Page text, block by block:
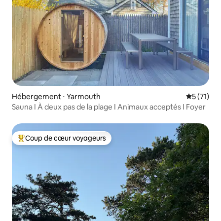
Hébergement ⋅ Yarmouth
5 (71)
Sauna I À deux pas de la plage I Animaux acceptés I Foyer
Coups de cœur voyageurs les plus appréciés
Coup de cœur voyageurs